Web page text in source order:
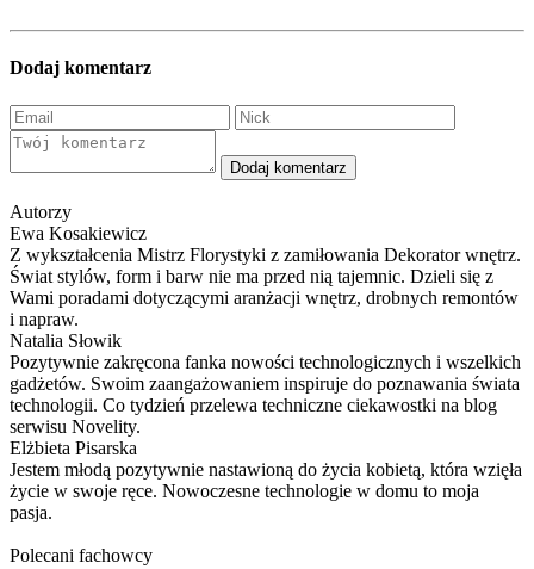
Dodaj komentarz
Dodaj komentarz
Autorzy
Ewa Kosakiewicz
Z wykształcenia Mistrz Florystyki z zamiłowania Dekorator wnętrz.
Świat stylów, form i barw nie ma przed nią tajemnic. Dzieli się z
Wami poradami dotyczącymi aranżacji wnętrz, drobnych remontów
i napraw.
Natalia Słowik
Pozytywnie zakręcona fanka nowości technologicznych i wszelkich
gadżetów. Swoim zaangażowaniem inspiruje do poznawania świata
technologii. Co tydzień przelewa techniczne ciekawostki na blog
serwisu Novelity.
Elżbieta Pisarska
Jestem młodą pozytywnie nastawioną do życia kobietą, która wzięła
życie w swoje ręce. Nowoczesne technologie w domu to moja
pasja.
Polecani fachowcy